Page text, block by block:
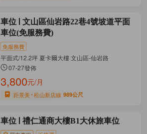
車位
文山區仙岩路22巷4號坡道平面
車位(免服務費)
免服務費
平面式/12.2坪 夏卡爾大樓 文山區-仙岩路
07-27發佈
3,800元/月
距景美 松山新店線 989公尺
車位 禮仁通商大樓B1大休旅車位